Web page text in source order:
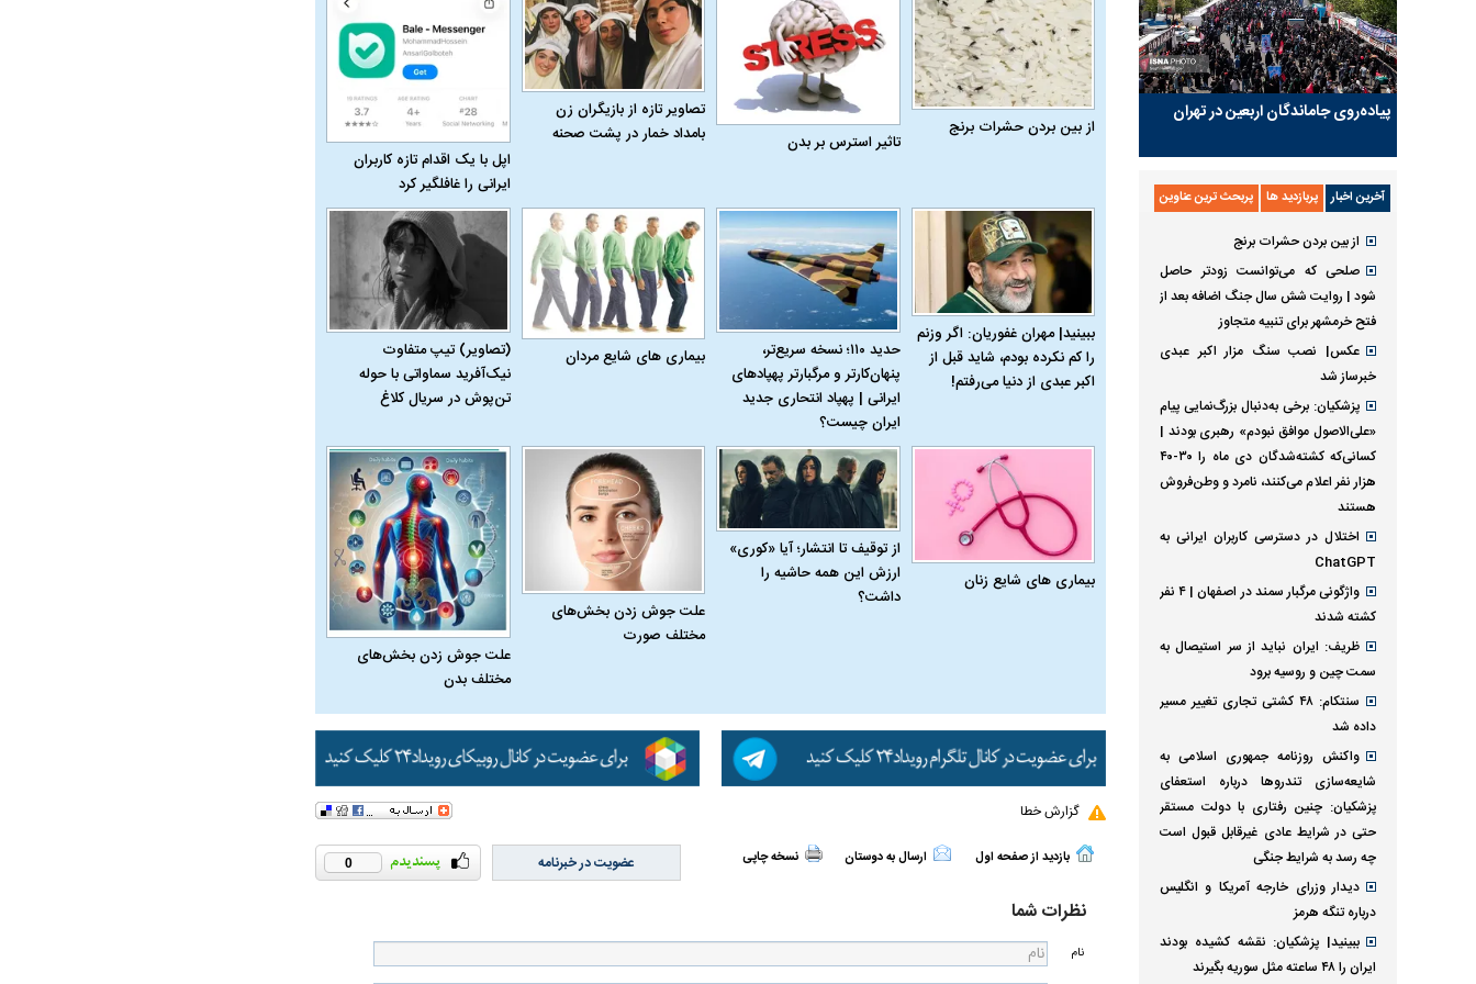
از بین بردن حشرات برنج
تاثیر استرس بر بدن
تصاویر تازه از بازیگران زن
بامداد خمار در پشت صحنه
اپل با یک اقدام تازه کاربران
ایرانی را غافلگیر کرد
ببینید| مهران غفوریان: اگر وزنم
را کم نکرده بودم، شاید قبل از
اکبر عبدی از دنیا می‌رفتم!
حدید ۱۱۰؛ نسخه سریع‌تر،
پنهان‌کارتر و مرگبارتر پهپادهای
ایرانی | پهپاد انتحاری جدید
ایران چیست؟
بیماری‌ های شایع مردان
(تصاویر) تیپ متفاوت
نیک‌آفرید سماواتی با حوله
تن‌پوش در سریال کلاغ
بیماری‌ های شایع زنان
از توقیف تا انتشار؛ آیا «کوری»
ارزش این همه حاشیه را
داشت؟
علت جوش زدن بخش‌های
مختلف صورت
علت جوش زدن بخش‌های
مختلف بدن
گزارش خطا
بازدید از صفحه اول ارسال به دوستان نسخه چاپی 0 عضویت در خبرنامه
نظرات شما
نام
پیاده‌روی جاماندگان اربعین در تهران
آخرین اخبار پربازدید ها پربحث ترین عناوین
از بین بردن حشرات برنج
صلحی که می‌توانست زودتر حاصل
شود | روایت شش سال جنگ اضافه بعد از
فتح خرمشهر برای تنبیه متجاوز
عکس| نصب سنگ مزار اکبر عبدی
خبرساز شد
پزشکیان: برخی به‌دنبال بزرگ‌نمایی پیام
«علی‌الاصول موافق نبودم» رهبری بودند |
کسانی‌که کشته‌شدگان دی ماه را ۳۰-۴۰
هزار نفر اعلام می‌کنند، نامرد و وطن‌فروش
هستند
اختلال در دسترسی کاربران ایرانی به
ChatGPT
واژگونی مرگبار سمند در اصفهان | ۴ نفر
کشته شدند
ظریف: ایران نباید از سر استیصال به
سمت چین و روسیه برود
سنتکام: ۴۸ کشتی تجاری تغییر مسیر
داده شد
واکنش روزنامه جمهوری اسلامی به
شایعه‌سازی تندروها درباره استعفای
پزشکیان: چنین رفتاری با دولت مستقر
حتی در شرایط عادی غیرقابل قبول است
چه رسد به شرایط جنگی
دیدار وزرای خارجه آمریکا و انگلیس
درباره تنگه هرمز
ببینید| پزشکیان: نقشه کشیده بودند
ایران را ۴۸ ساعته مثل سوریه بگیرند